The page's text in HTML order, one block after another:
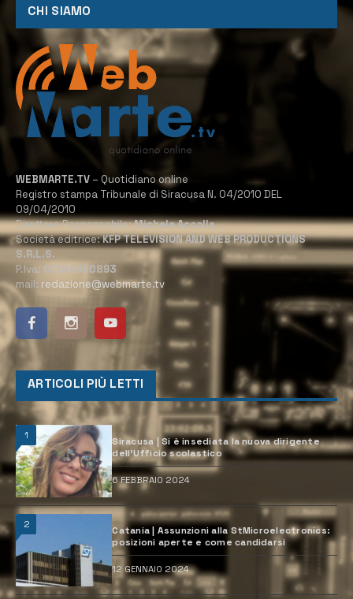
CHI SIAMO
WEBMARTE.TV – Quotidiano online
Registro stampa Tribunale di Siracusa N. 04/2010 DEL
09/04/2010
Direttore Responsabile:Michele Accolla
Società editrice:KFP TELEVISION AND WEB PRODUCTIONS
S.R.L.S.
P.Iva: 02184950893
mail: redazione@webmarte.tv
ARTICOLI PIÙ LETTI
1
Siracusa | Si è insediata la nuova dirigente
dell’Ufficio scolastico
6 FEBBRAIO 2024
2
Catania | Assunzioni alla StMicroelectronics:
posizioni aperte e come candidarsi
12 GENNAIO 2024